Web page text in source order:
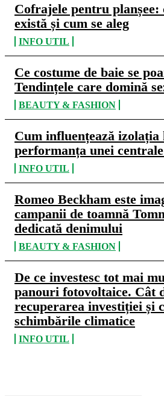
Cofrajele pentru
există și cum se aleg
INFO UTIL
Ce costume de baie se
Tendințele care domină
BEAUTY & FASHION
Cum influențează izolația
performanța unei
INFO UTIL
Romeo Beckham este
campanii de toamnă
dedicată denimului
BEAUTY & FASHION
De ce investesc tot mai
panouri fotovoltaice. Cât
recuperarea investiției și
schimbările climatice
INFO UTIL